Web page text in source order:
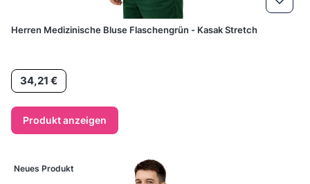
Herren Medizinische Bluse Flaschengrün - Kasak Stretch
Preis
34,21 €
Produkt anzeigen
Neues Produkt